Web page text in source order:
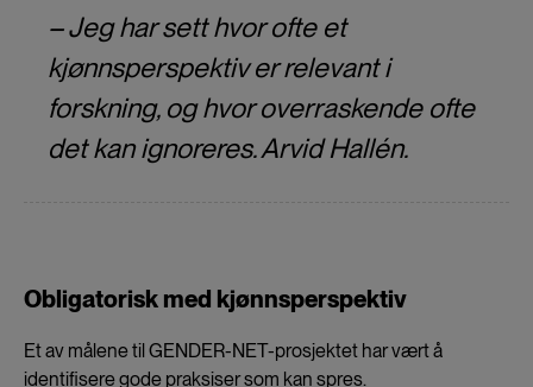
– Jeg har sett hvor ofte et
kjønnsperspektiv er relevant i
forskning, og hvor overraskende ofte
det kan ignoreres. Arvid Hallén.
Obligatorisk med kjønnsperspektiv
Et av målene til GENDER-NET-prosjektet har vært å
identifisere gode praksiser som kan spres.